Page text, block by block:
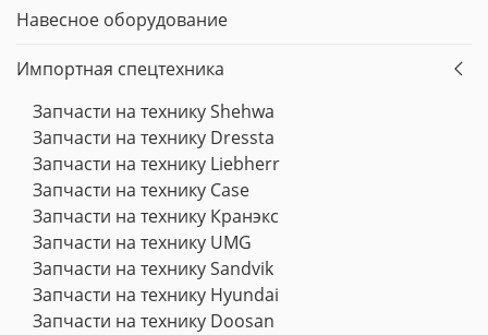
Навесное оборудование
Импортная спецтехника
Запчасти на технику Shehwa
Запчасти на технику Dressta
Запчасти на технику Liebherr
Запчасти на технику Case
Запчасти на технику Кранэкс
Запчасти на технику UMG
Запчасти на технику Sandvik
Запчасти на технику Hyundai
Запчасти на технику Doosan